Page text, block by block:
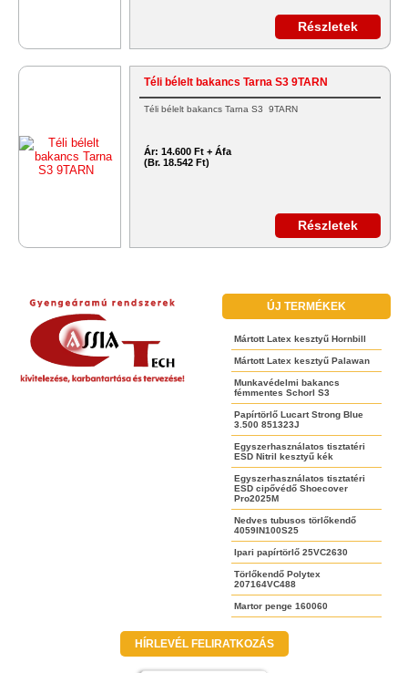
Részletek
Téli bélelt bakancs Tarna S3 9TARN
Téli bélelt bakancs Tarna S3 9TARN
Ár: 14.600 Ft + Áfa
(Br. 18.542 Ft)
Részletek
ÚJ TERMÉKEK
Mártott Latex kesztyű Hornbill
Mártott Latex kesztyű Palawan
Munkavédelmi bakancs
fémmentes Schorl S3
Papírtörlő Lucart Strong Blue
3.500 851323J
Egyszerhasználatos tisztatéri
ESD Nitril kesztyű kék
Egyszerhasználatos tisztatéri
ESD cipővédő Shoecover
Pro2025M
Nedves tubusos törlőkendő
4059IN100S25
Ipari papírtörlő 25VC2630
Törlőkendő Polytex
207164VC488
Martor penge 160060
HÍRLEVÉL FELIRATKOZÁS